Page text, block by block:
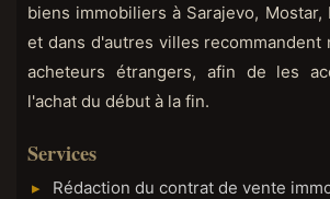
biens immobiliers à Sarajevo, Mostar,
et dans d'autres villes recommandent
acheteurs étrangers, afin de les
l'achat du début à la fin.
Services
Rédaction du contrat de vente